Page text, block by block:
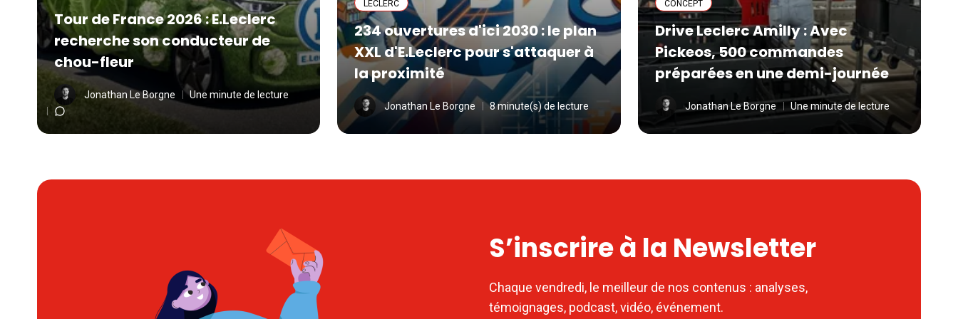
Tour de France 2026 : E.Leclerc
recherche son conducteur de
chou-fleur
Jonathan Le Borgne Une minute de lecture
LECLERC
234 ouvertures d'ici 2030 : le plan
XXL d'E.Leclerc pour s'attaquer à
la proximité
Jonathan Le Borgne 8 minute(s) de lecture
CONCEPT
Drive Leclerc Amilly : Avec
Pickeos, 500 commandes
préparées en une demi-journée
Jonathan Le Borgne Une minute de lecture
S’inscrire à la Newsletter
Chaque vendredi, le meilleur de nos contenus : analyses,
témoignages, podcast, vidéo, événement.